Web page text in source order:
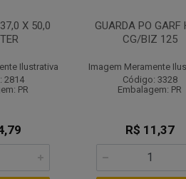
X 50,0
Ilustrativa
2814
PR
GUARDA PO GARF
CG/BIZ 125
Imagem Meramente
Código: 3328
Embalagem: PR
R$ 11,37